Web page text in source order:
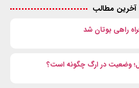
آخرین مطالب
راهی بوتان شد
وضعیت در ارگ چگونه است؟